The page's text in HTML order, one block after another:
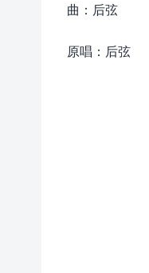
曲：后弦
原唱：后弦